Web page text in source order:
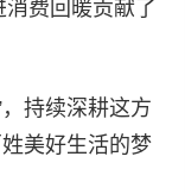
费回暖贡献了
持续深耕这方
美好生活的梦